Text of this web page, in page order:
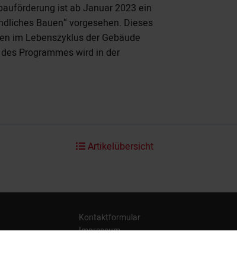
ist ab Januar 2023 ein
Bauen“ vorgesehen. Dieses
im Lebenszyklus der Gebäude
Programmes wird in der
Artikelübersicht
Kontaktformular
Impressum